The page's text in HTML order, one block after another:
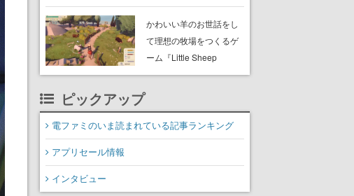
月21日～24日
かわいい羊のお世話をし
て理想の牧場をつくるゲ
ーム『Little Sheep
Valley』体験版がSteamに
りできる
ピックアップ
電ファミのいま読まれている記事ランキング
アプリセール情報
インタビュー